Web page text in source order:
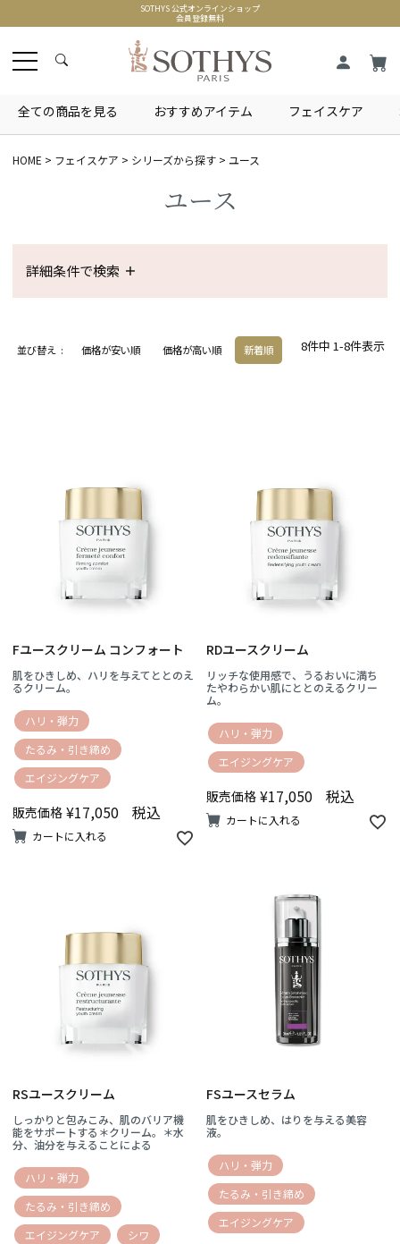
SOTHYS 公式オンラインショップ
会員登録無料
全ての商品を見る おすすめアイテム フェイスケア
HOME フェイスケア シリーズから探す ユース
ユース
詳細条件で検索
並び替え 価格が安い順 価格が高い順 新着順 8件中 1-8件表示
肌をひきしめ、ハリを与えてととのえ
るクリーム。
Fユースクリーム コンフォート
ハリ・弾力
たるみ・引き締め
エイジングケア
販売価格 ¥17,050 税込
カートに入れる
リッチな使用感で、うるおいに満ち
たやわらかい肌にととのえるクリー
ム。
RDユースクリーム
ハリ・弾力
エイジングケア
販売価格 ¥17,050 税込
カートに入れる
しっかりと包みこみ、肌のバリア機
能をサポートする＊クリーム。＊水
分、油分を与えることによる
RSユースクリーム
ハリ・弾力
たるみ・引き締め
エイジングケア
シワ
肌をひきしめ、はりを与える美容
液。
FSユースセラム
ハリ・弾力
たるみ・引き締め
エイジングケア